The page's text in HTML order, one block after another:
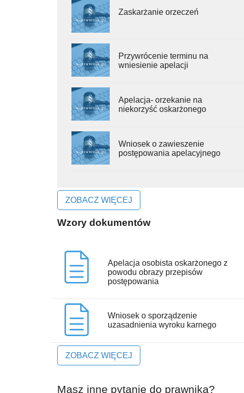
Zaskarżanie orzeczeń
Przywrócenie terminu na
wniesienie apelacji
Apelacja- orzekanie na
niekorzyść oskarżonego
Wniosek o zawieszenie
postępowania apelacyjnego
ZOBACZ WIĘCEJ
Wzory dokumentów
Apelacja osobista oskarżonego z
powodu obrazy przepisów
postępowania
Wniosek o sporządzenie
uzasadnienia wyroku karnego
ZOBACZ WIĘCEJ
Masz inne pytanie do prawnika?